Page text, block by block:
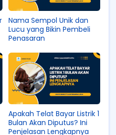
Nama Sempol Unik dan
Lucu yang Bikin Pembeli
Penasaran
Apakah Telat Bayar Listrik 1
Bulan Akan Diputus? Ini
Penjelasan Lengkapnya